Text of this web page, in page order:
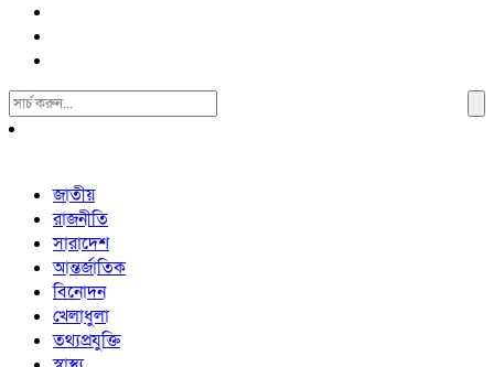
Search
For:
জাতীয়
রাজনীতি
সারাদেশ
আন্তর্জাতিক
বিনোদন
খেলাধুলা
তথ্যপ্রযুক্তি